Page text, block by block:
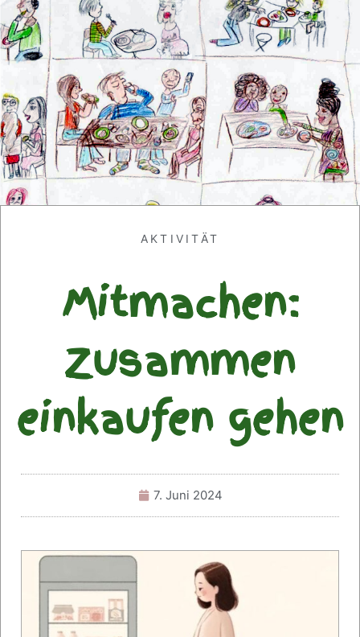
AKTIVITÄT
Mitmachen:
Zusammen
einkaufen gehen
7. Juni 2024